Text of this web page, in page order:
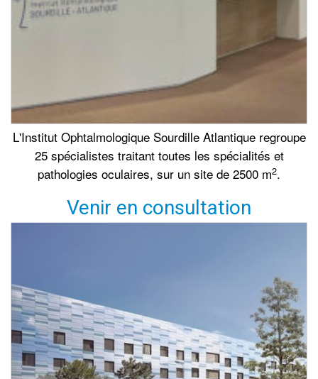
L'Institut Ophtalmologique Sourdille Atlantique regroupe
25 spécialistes traitant toutes les spécialités et
pathologies oculaires, sur un site de 2500 m2.
Venir en consultation